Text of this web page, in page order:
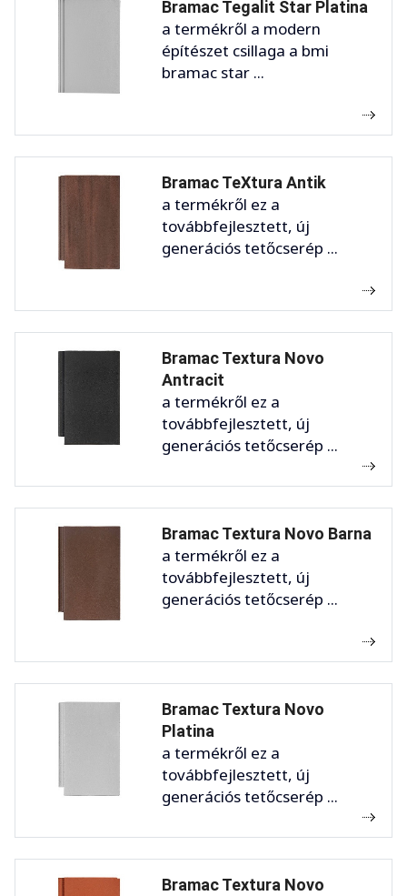
Bramac Tegalit Star Platina
a termékről a modern
építészet csillaga a bmi
bramac star ...
Bramac TeXtura Antik
a termékről ez a
továbbfejlesztett, új
generációs tetőcserép ...
Bramac Textura Novo
Antracit
a termékről ez a
továbbfejlesztett, új
generációs tetőcserép ...
Bramac Textura Novo Barna
a termékről ez a
továbbfejlesztett, új
generációs tetőcserép ...
Bramac Textura Novo
Platina
a termékről ez a
továbbfejlesztett, új
generációs tetőcserép ...
Bramac Textura Novo